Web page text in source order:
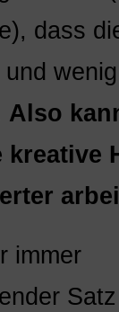
dass
Also
kreative
immer